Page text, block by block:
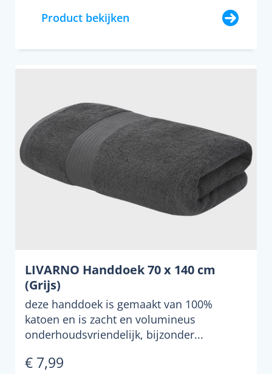
Product bekijken
LIVARNO Handdoek 70 x 140 cm
(Grijs)
deze handdoek is gemaakt van 100%
katoen en is zacht en volumineus
onderhoudsvriendelijk, bijzonder...
€ 7,99